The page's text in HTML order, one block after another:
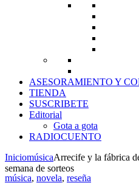
ASESORAMIENTO Y
TIENDA
SUSCRIBETE
Editorial
Gota a gota
RADIOCUENTO
IniciomúsicaArrecife y la fábrica
semana de sorteos
música, novela, reseña